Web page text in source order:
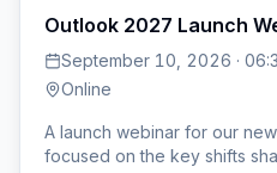
Outlook 2027 Launch
September 10, 2026 ·
Online
A launch webinar for our
focused on the key shifts